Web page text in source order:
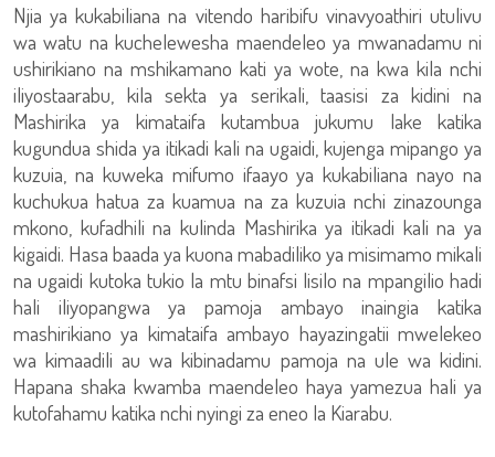
Njia ya kukabiliana na vitendo haribifu vinavyoathiri utulivu
wa watu na kuchelewesha maendeleo ya mwanadamu ni
ushirikiano na mshikamano kati ya wote, na kwa kila nchi
iliyostaarabu, kila sekta ya serikali, taasisi za kidini na
Mashirika ya kimataifa kutambua jukumu lake katika
kugundua shida ya itikadi kali na ugaidi, kujenga mipango ya
kuzuia, na kuweka mifumo ifaayo ya kukabiliana nayo na
kuchukua hatua za kuamua na za kuzuia nchi zinazounga
mkono, kufadhili na kulinda Mashirika ya itikadi kali na ya
kigaidi. Hasa baada ya kuona mabadiliko ya misimamo mikali
na ugaidi kutoka tukio la mtu binafsi lisilo na mpangilio hadi
hali iliyopangwa ya pamoja ambayo inaingia katika
mashirikiano ya kimataifa ambayo hayazingatii mwelekeo
wa kimaadili au wa kibinadamu pamoja na ule wa kidini.
Hapana shaka kwamba maendeleo haya yamezua hali ya
kutofahamu katika nchi nyingi za eneo la Kiarabu.